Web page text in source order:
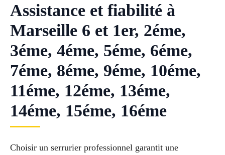
Assistance et fiabilité à
Marseille 6 et 1er, 2éme,
3éme, 4éme, 5éme, 6éme,
7éme, 8éme, 9éme, 10éme,
11éme, 12éme, 13éme,
14éme, 15éme, 16éme
Choisir un serrurier professionnel garantit une